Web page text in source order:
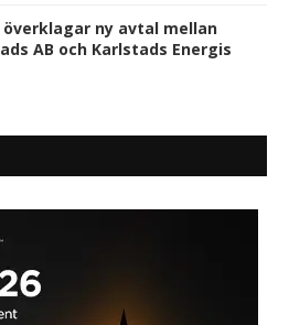
överklagar ny avtal mellan
AB och Karlstads Energis